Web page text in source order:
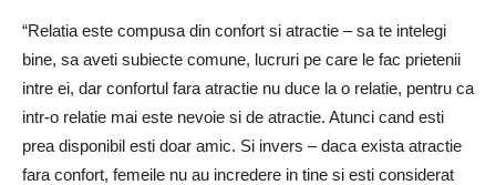
“Relatia este compusa din confort si atractie – sa te intelegi
bine, sa aveti subiecte comune, lucruri pe care le fac prietenii
intre ei, dar confortul fara atractie nu duce la o relatie, pentru ca
intr-o relatie mai este nevoie si de atractie. Atunci cand esti
prea disponibil esti doar amic. Si invers – daca exista atractie
fara confort, femeile nu au incredere in tine si esti considerat